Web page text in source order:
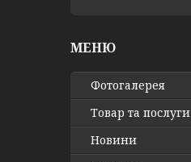
Фотогалерея
Товар та послуги
Новини